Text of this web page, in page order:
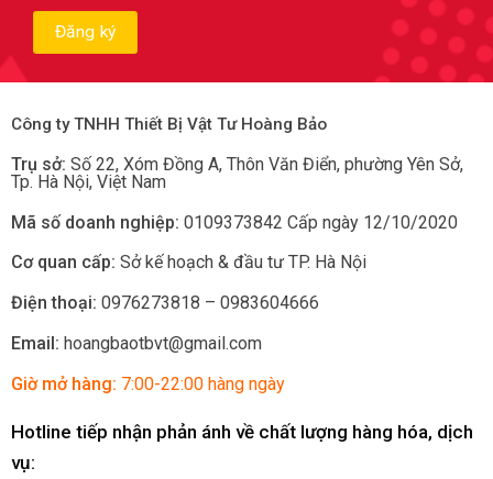
Công ty TNHH Thiết Bị Vật Tư Hoàng Bảo
Trụ sở: Số 22, Xóm Đồng A, Thôn Văn Điển, phường Yên Sở,
Tp. Hà Nội, Việt Nam
Mã số doanh nghiệp: 0109373842 Cấp ngày 12/10/2020
Cơ quan cấp: Sở kế hoạch & đầu tư TP. Hà Nội
Điện thoại: 0976273818 – 0983604666
Email: hoangbaotbvt@gmail.com
Giờ mở hàng: 7:00-22:00 hàng ngày
Hotline tiếp nhận phản ánh về chất lượng hàng hóa, dịch
vụ: